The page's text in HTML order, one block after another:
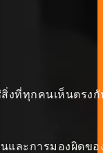
สิ่งที่ทุกคนเห็นตร
ละการมองผิดข